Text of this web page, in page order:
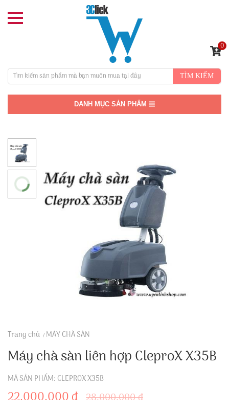
TÌM KIẾM
0
DANH MỤC SẢN PHẨM
Trang chủ MÁY CHÀ SÀN
Máy chà sàn liên hợp CleproX X35B
MÃ SẢN PHẨM: CLEPROX X35B
22.000.000 đ 28.000.000 đ